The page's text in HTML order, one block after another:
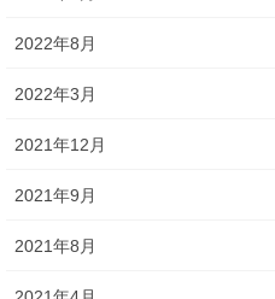
2022年8月
2022年3月
2021年12月
2021年9月
2021年8月